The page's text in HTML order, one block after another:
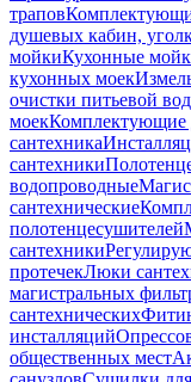
трапов
душевых кабин,
мойкиКухонные
кухонных моек
очистки питьевой
моекКомплектующие
сантехника
сантехники
водопроводные
сантехнические
полотенцесушителей
сантехники
протечекЛюки
магистральных
сантехнических
инсталляций
общественных мест